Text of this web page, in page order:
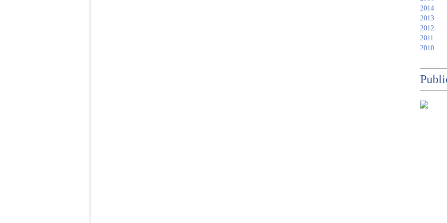
2014
2013
2012
2011
2010